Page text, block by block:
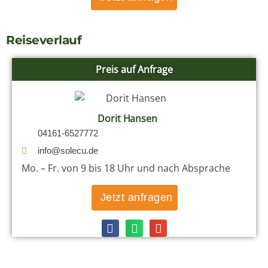
Reiseverlauf
Preis auf Anfrage
Dorit Hansen
04161-6527772
info@solecu.de
Mo. – Fr. von 9 bis 18 Uhr und nach Absprache
Jetzt anfragen